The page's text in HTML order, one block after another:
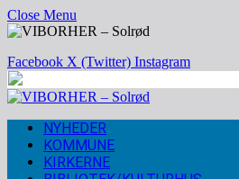
Close Menu
Facebook X (Twitter) Instagram
NYHEDER
KOMMUNE
KIRKERNE